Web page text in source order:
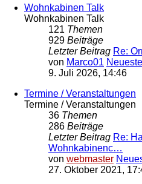
Wohnkabinen Talk
Wohnkabinen Talk
121 Themen
929 Beiträge
Letzter Beitrag Re:
von Marco01
9. Juli 2026, 14:46
Termine / Veranstaltungen
Termine / Veranstaltungen
36 Themen
286 Beiträge
Letzter Beitrag Re:
Wohnkabinenc…
von webmaster
27. Oktober 2021,